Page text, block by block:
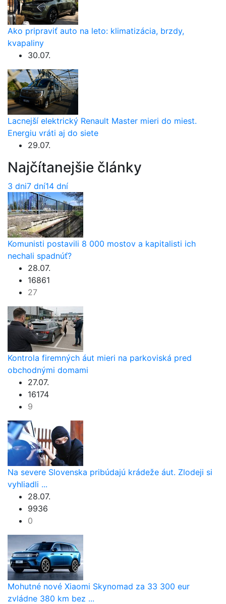
Ako pripraviť auto na leto: klimatizácia, brzdy,
kvapaliny
30.07.
Lacnejší elektrický Renault Master mieri do miest.
Energiu vráti aj do siete
29.07.
Najčítanejšie články
3 dni7 dní14 dní
Komunisti postavili 8 000 mostov a kapitalisti ich
nechali spadnúť?
28.07.
16861
27
Kontrola firemných áut mieri na parkoviská pred
obchodnými domami
27.07.
16174
9
Na severe Slovenska pribúdajú krádeže áut. Zlodeji si
vyhliadli ...
28.07.
9936
0
Mohutné nové Xiaomi Skynomad za 33 300 eur
zvládne 380 km bez ...